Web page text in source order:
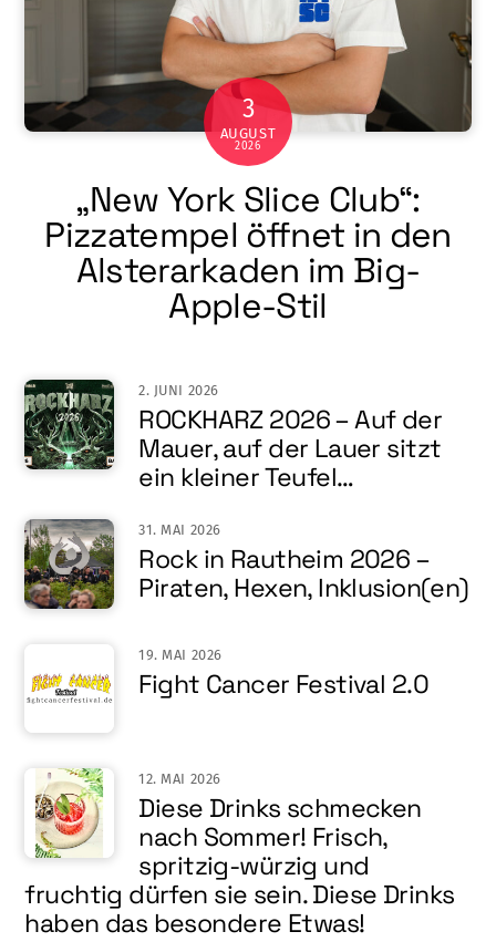
3
AUGUST
2026
„New York Slice Club“:
Pizzatempel öffnet in den
Alsterarkaden im Big-
Apple-Stil
2. JUNI 2026
ROCKHARZ 2026 – Auf der
Mauer, auf der Lauer sitzt
ein kleiner Teufel…
31. MAI 2026
Rock in Rautheim 2026 –
Piraten, Hexen, Inklusion(en)
19. MAI 2026
Fight Cancer Festival 2.0
12. MAI 2026
Diese Drinks schmecken
nach Sommer! Frisch,
spritzig-würzig und
fruchtig dürfen sie sein. Diese Drinks
haben das besondere Etwas!